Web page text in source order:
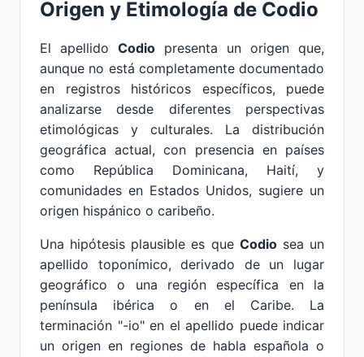
Origen y Etimología de Codio
El apellido Codio presenta un origen que,
aunque no está completamente documentado
en registros históricos específicos, puede
analizarse desde diferentes perspectivas
etimológicas y culturales. La distribución
geográfica actual, con presencia en países
como República Dominicana, Haití, y
comunidades en Estados Unidos, sugiere un
origen hispánico o caribeño.
Una hipótesis plausible es que Codiosea un
apellido toponímico, derivado de un lugar
geográfico o una región específica en la
península ibérica o en el Caribe. La
terminación "-io" en el apellido puede indicar
un origen en regiones de habla española o